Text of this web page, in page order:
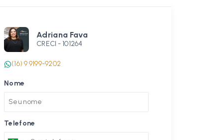
Adriana Fava
CRECI - 101264
(16) 9 9199-9202
Nome
Telefone